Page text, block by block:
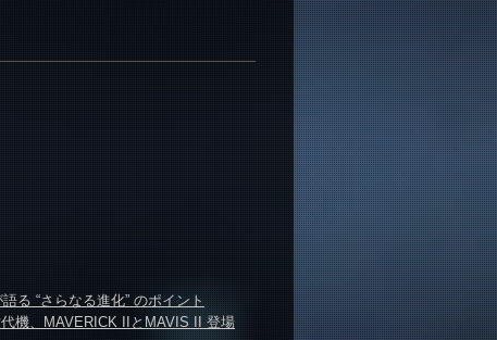
る “さらなる進化” のポイント
機、MAVERICK IIとMAVIS II 登場